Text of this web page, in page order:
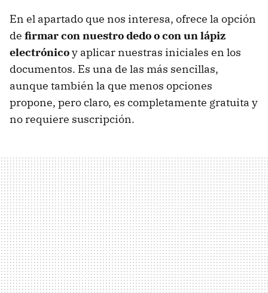
En el apartado que nos interesa, ofrece la opción
de firmar con nuestro dedo o con un lápiz
electrónicoy aplicar nuestras iniciales en los
documentos. Es una de las más sencillas,
aunque también la que menos opciones
propone, pero claro, es completamente gratuita y
no requiere suscripción.